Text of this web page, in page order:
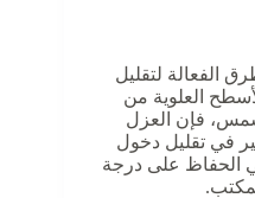
الفعالة لتقليل
العلوية من
فإن العزل
في تقليل دخول
الحفاظ على درجة